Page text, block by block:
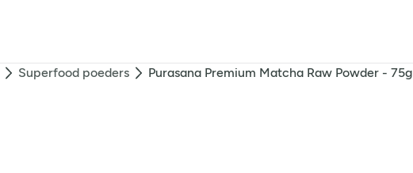
Superfood poeders Purasana Premium Matcha Raw Powder - 75g